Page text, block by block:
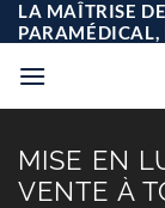
Passer
au
contenu
LA MAÎTRISE
PARAMÉDICAL,
MISE EN
VENTE À